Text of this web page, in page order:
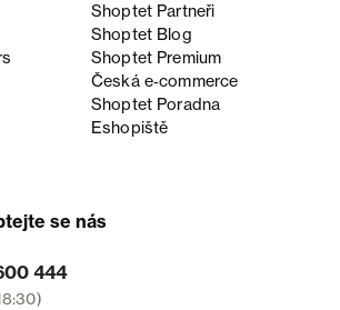
Shoptet Partneři
Shoptet Blog
Shoptet Premium
Česká e‑commerce
Shoptet Poradna
Eshopiště
se nás
444